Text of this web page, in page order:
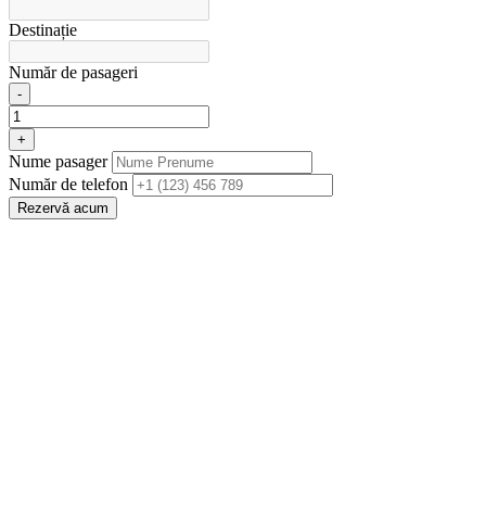
Destinație
Număr de pasageri
-
+
Nume pasager
Număr de telefon
Rezervă acum